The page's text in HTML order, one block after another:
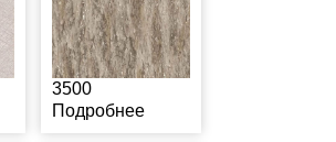
3500
Подробнее